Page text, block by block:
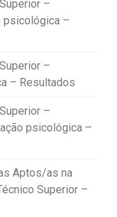
–
psicológica –
–
– Resultados
–
psicológica –
Aptos/as na
Superior –